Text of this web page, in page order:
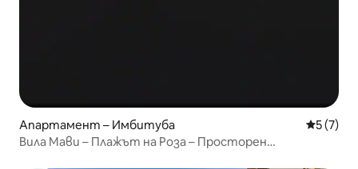
Апартамент – Имбитуба Средна
5 (7)
Вила Мави – Плажът на Роза – Просторен